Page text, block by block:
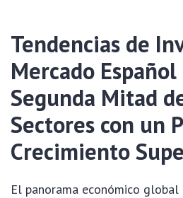
Tendencias de
Mercado
Segunda Mitad
Sectores con un
Crecimiento
El panorama económico